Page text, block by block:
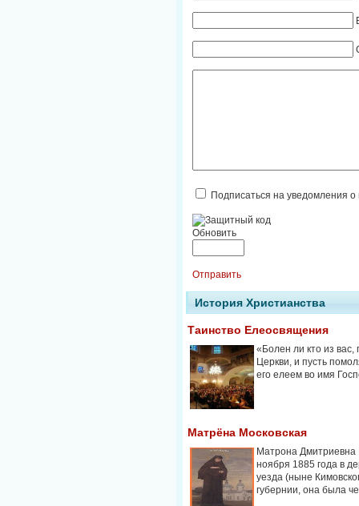
Подписаться на уведомления
Обновить
Отправить
История Христианства
Таинство Елеосвящения
«Болен ли кто из вас,
Церкви, и пусть
его елеем во имя
Матрёна Московская
Матрона Дмитриевна
ноября 1885 года в
уезда (ныне
губернии, она была